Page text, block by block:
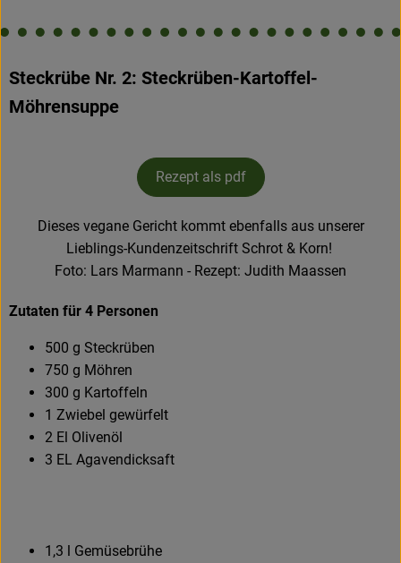
Steckrübe Nr. 2: Steckrüben-Kartoffel-
Möhrensuppe
Rezept als pdf
Dieses vegane Gericht kommt ebenfalls aus unserer
Lieblings-Kundenzeitschrift Schrot & Korn!
Foto: Lars Marmann - Rezept: Judith Maassen
Zutaten für 4 Personen
500 g Steckrüben
750 g Möhren
300 g Kartoffeln
1 Zwiebel gewürfelt
2 El Olivenöl
3 EL Agavendicksaft
1,3 l Gemüsebrühe